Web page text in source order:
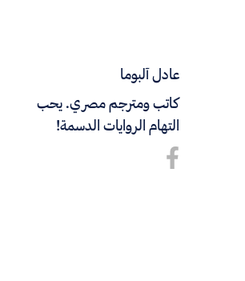
عادل آلبوما
كاتب ومترجم مصري. يحب
التهام الروايات الدسمة!